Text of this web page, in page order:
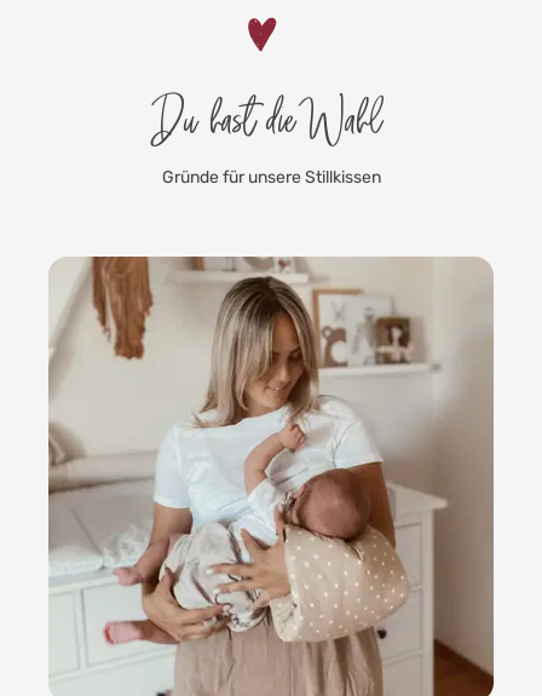
Du hast die Wahl
Gründe für unsere Stillkissen